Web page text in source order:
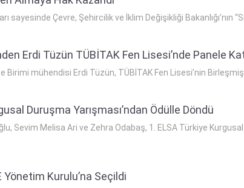
Çevre, Şehircilik ve İklim Değişikliği Bakanlığı’nın
Erdi Tüzün TÜBİTAK Fen Lisesi’nde Panele
mühendisi Erdi Tüzün, TÜBİTAK Fen Lisesi’nin Birleşmiş
Duruşma Yarışması’ndan Ödülle Döndü
Sevim Melisa Ari ve Zehra Odabaş, 1. ELSA Türkiye Kurgusal
Yönetim Kurulu’na Seçildi